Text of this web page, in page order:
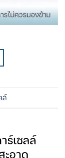
ล์
ร์เซลล์
อาด